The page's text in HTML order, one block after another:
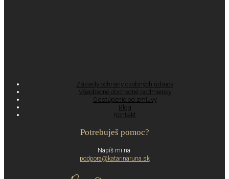
Zásady ochrany osobných údajov
Všeobecné obchodné podmienky
Odstúpenie od zmluvy
Blog
Kontakt
Potrebuješ pomoc?
Napíš mi na
podpora@katarinaruna.sk